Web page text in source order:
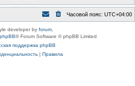
Часовой пояс: UTC+04:00
developer by forum
phpBB® Forum Software © phpBB Limited
поддержка phpBB
| Правила